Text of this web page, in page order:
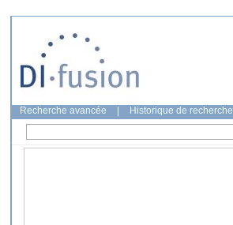
Recherche avancée Historique de recherche